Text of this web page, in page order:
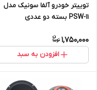
توییتر خودرو آلفا سونیک مدل
PSW-11 بسته دو عددی
1,750,000
افزودن به سبد